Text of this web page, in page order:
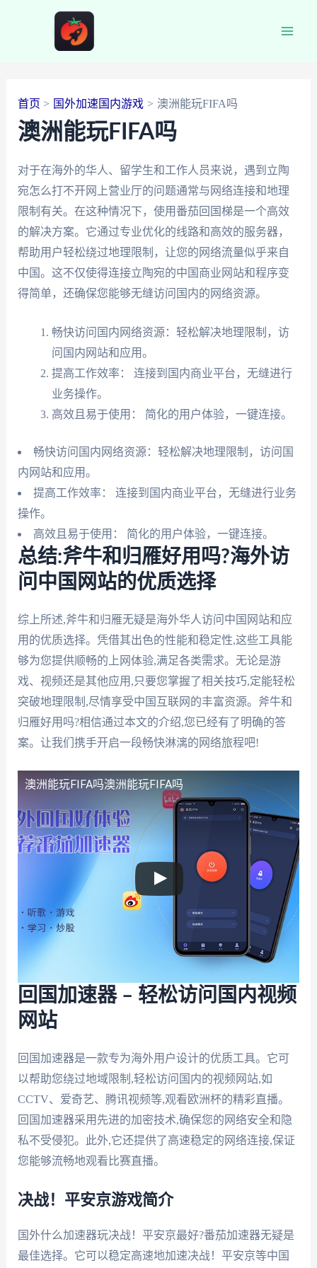
首页 国外加速国内游戏 澳洲能玩FIFA吗
澳洲能玩FIFA吗
对于在海外的华人、留学生和工作人员来说，遇到立陶
宛怎么打不开网上营业厅的问题通常与网络连接和地理
限制有关。在这种情况下，使用番茄回国梯是一个高效
的解决方案。它通过专业优化的线路和高效的服务器，
帮助用户轻松绕过地理限制，让您的网络流量似乎来自
中国。这不仅使得连接立陶宛的中国商业网站和程序变
得简单，还确保您能够无缝访问国内的网络资源。
畅快访问国内网络资源：轻松解决地理限制，访
问国内网站和应用。
提高工作效率： 连接到国内商业平台，无缝进行
业务操作。
高效且易于使用： 简化的用户体验，一键连接。
畅快访问国内网络资源：轻松解决地理限制，访问国
内网站和应用。
提高工作效率： 连接到国内商业平台，无缝进行业务
操作。
高效且易于使用： 简化的用户体验，一键连接。
总结:斧牛和归雁好用吗?海外访
问中国网站的优质选择
综上所述,斧牛和归雁无疑是海外华人访问中国网站和应
用的优质选择。凭借其出色的性能和稳定性,这些工具能
够为您提供顺畅的上网体验,满足各类需求。无论是游
戏、视频还是其他应用,只要您掌握了相关技巧,定能轻松
突破地理限制,尽情享受中国互联网的丰富资源。斧牛和
归雁好用吗?相信通过本文的介绍,您已经有了明确的答
案。让我们携手开启一段畅快淋漓的网络旅程吧!
澳洲能玩FIFA吗澳洲能玩FIFA吗
回国加速器 – 轻松访问国内视频
网站
回国加速器是一款专为海外用户设计的优质工具。它可
以帮助您绕过地域限制,轻松访问国内的视频网站,如
CCTV、爱奇艺、腾讯视频等,观看欧洲杯的精彩直播。
回国加速器采用先进的加密技术,确保您的网络安全和隐
私不受侵犯。此外,它还提供了高速稳定的网络连接,保证
您能够流畅地观看比赛直播。
决战！平安京游戏简介
国外什么加速器玩决战！平安京最好?番茄加速器无疑是
最佳选择。它可以稳定高速地加速决战！平安京等中国